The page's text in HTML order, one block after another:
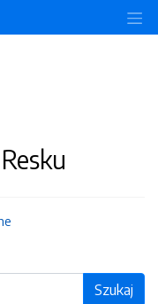
Szukaj